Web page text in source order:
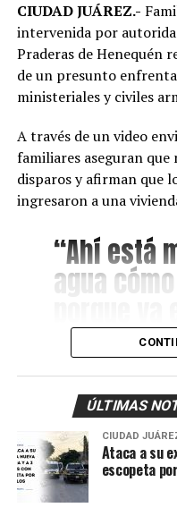
CIUDAD JUÁREZ.-
intervenida por
Praderas de Henequén
de un presunto
ministeriales y civiles
A través de un video
familiares aseguran
disparos y afirman que
ingresaron a una
“Ahí está
agua
que fue
anónima.
también
que se
de gente
los
ÚLTIMAS
CIUDAD
Ataca a su
escopeta